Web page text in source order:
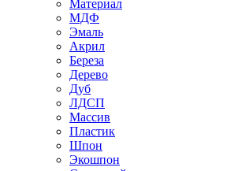
Материал
МДФ
Эмаль
Акрил
Береза
Дерево
Дуб
ЛДСП
Массив
Пластик
Шпон
Экошпон